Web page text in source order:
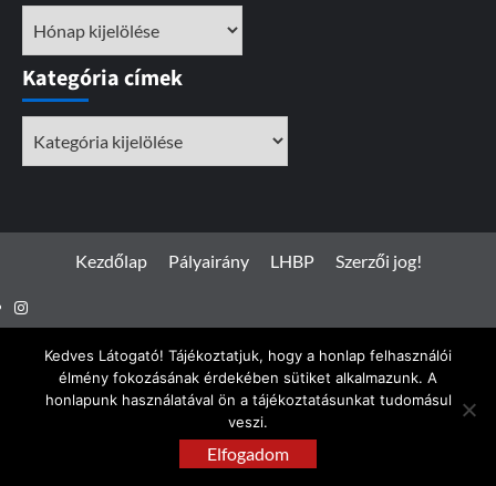
Kategória címek
Kezdőlap Pályairány LHBP Szerzői jog!
Instagram
Spotterfoto.hu © Minden jog fenntartva 2017 - 2026
CoverNewsby AF themes.
Kedves Látogató! Tájékoztatjuk, hogy a honlap felhasználói
élmény fokozásának érdekében sütiket alkalmazunk. A
honlapunk használatával ön a tájékoztatásunkat tudomásul
veszi.
Elfogadom